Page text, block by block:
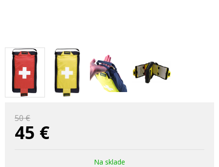
50 €
45 €
Na sklade